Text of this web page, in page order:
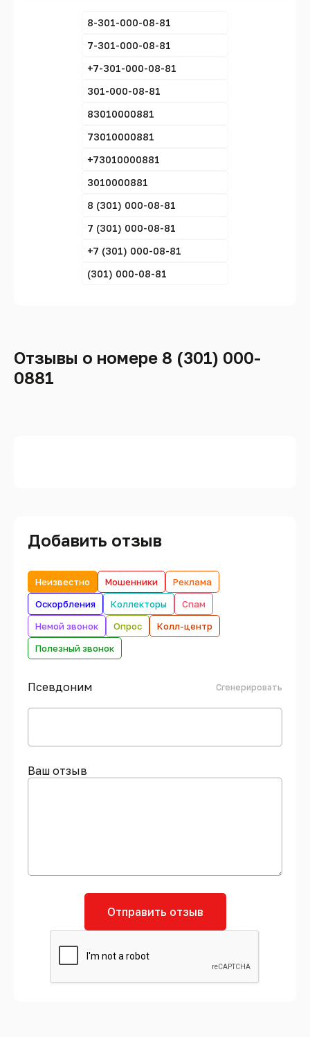
8-301-000-08-81
7-301-000-08-81
+7-301-000-08-81
301-000-08-81
83010000881
73010000881
+73010000881
3010000881
8 (301) 000-08-81
7 (301) 000-08-81
+7 (301) 000-08-81
(301) 000-08-81
Отзывы о номере 8 (301) 000-
0881
Добавить отзыв
Неизвестно Мошенники
Реклама
Оскорбления
Коллекторы
Спам
Немой звонок
Опрос
Колл-центр
Полезный звонок
Псевдоним Сгенерировать
Ваш отзыв
Отправить отзыв